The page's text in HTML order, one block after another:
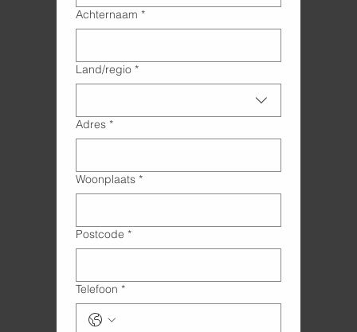
Achternaam *
Adres met meerdere regels
Land/regio *
Adres *
Woonplaats *
Postcode *
Telefoon *